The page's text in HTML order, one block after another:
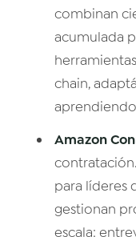
combinan
acumulada
chain,
Amazon
para líderes
gestionan
escala: